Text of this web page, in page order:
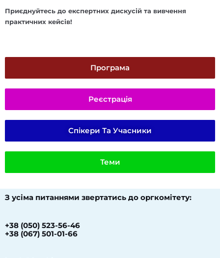
Приєднуйтесь до експертних дискусій та вивчення
практичних кейсів!
Програма
Реєстрація
Спікери Та Учасники
Теми
З усіма питаннями звертатись до оргкомітету:​
+38 (050) 523-56-46
+38 (067) 501-01-66